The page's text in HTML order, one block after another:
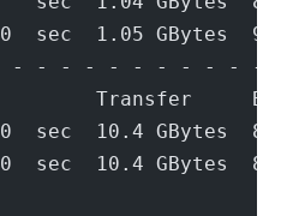
sec  1.05
- - - - - - - - - - -
Transfer
sec  10.4 GBytes
sec  10.4 GBytes